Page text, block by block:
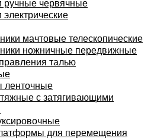
ручные червячные
мачтовые телескопические
ножничные передвижные
талью
ленточные
с затягивающими
для перемещения